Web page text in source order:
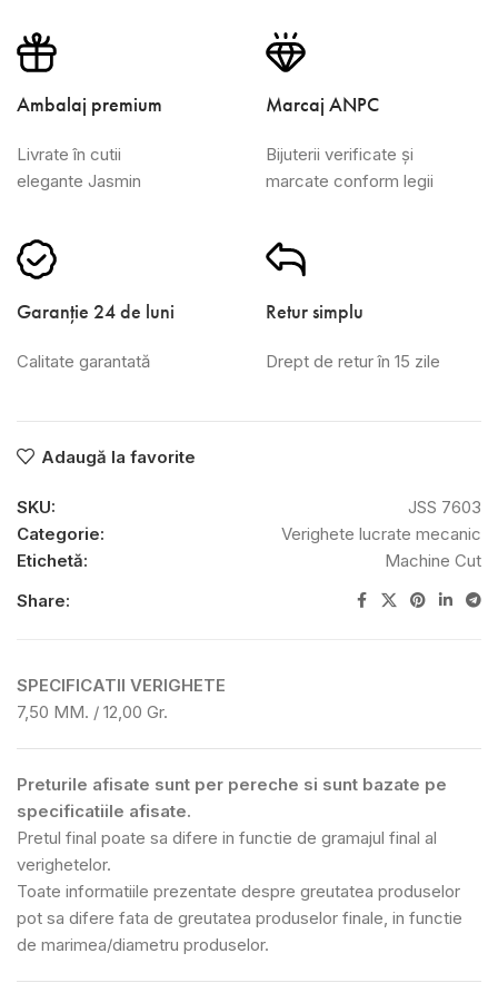
Ambalaj premium
Livrate în cutii
elegante Jasmin
Marcaj ANPC
Bijuterii verificate și
marcate conform legii
Garanție 24 de luni
Calitate garantată
Retur simplu
Drept de retur în 15 zile
Adaugă la favorite
SKU:
JSS 7603
Categorie:
Verighete lucrate mecanic
Etichetă:
Machine Cut
Share:
SPECIFICATII VERIGHETE
7,50 MM. / 12,00 Gr.
Preturile afisate sunt per pereche si sunt bazate pe
specificatiile afisate.
Pretul final poate sa difere in functie de gramajul final al
verighetelor.
Toate informatiile prezentate despre greutatea produselor
pot sa difere fata de greutatea produselor finale, in functie
de marimea/diametru produselor.